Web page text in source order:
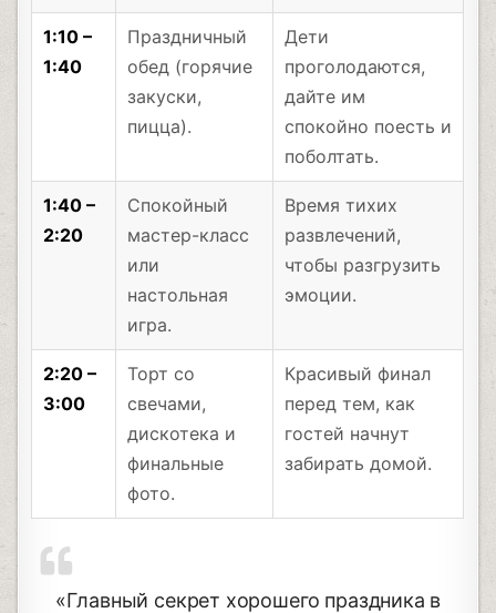
1:10 –
1:40
Праздничный
обед (горячие
закуски,
пицца).
Дети
проголодаются,
дайте им
спокойно поесть и
поболтать.
1:40 –
2:20
Спокойный
мастер-класс
или
настольная
игра.
Время тихих
развлечений,
чтобы разгрузить
эмоции.
2:20 –
3:00
Торт со
свечами,
дискотека и
финальные
фото.
Красивый финал
перед тем, как
гостей начнут
забирать домой.
«Главный секрет хорошего праздника в